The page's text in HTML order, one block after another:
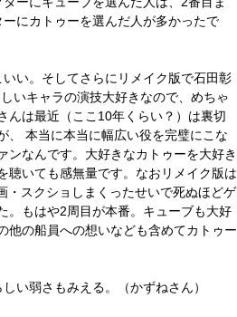
にカトゥーを選んだ人が多かったで
い。そしてさらにリメイク版で石田彰
いキャラの演技大好きなので、めちゃ
んは最近（ここ10年くらい？）は裏切
、 本当に本当に幅広い役を完璧にこな
ンなんです。大好きなカトゥーを大好き
いても感無量です。なおリメイク版は
・スクショしまくったせいで死ぬほどゲ
。もはや2周目が本番。キューブも大好
他の船員への想いなども含めてカトゥー
い弱さもみえる。（かずねさん）